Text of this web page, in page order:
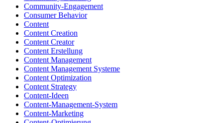
Community-Engagement
Consumer Behavior
Content
Content Creation
Content Creator
Content Erstellung
Content Management
Content Management Systeme
Content Optimization
Content Strategy
Content-Ideen
Content-Management-System
Content-Marketing